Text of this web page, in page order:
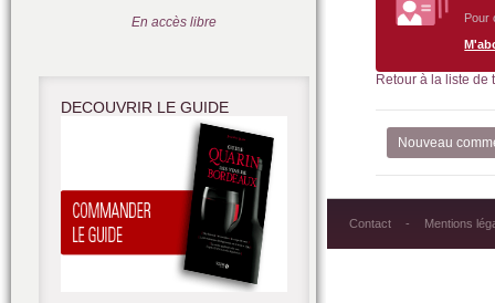
Pour
Retour à la liste de
Nouveau
Contact Mentions
En accès libre
DECOUVRIR LE GUIDE